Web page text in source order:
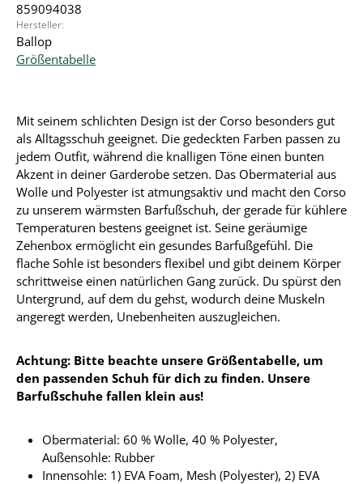
859094038
Hersteller:
Ballop
Größentabelle
Mit seinem schlichten Design ist der Corso besonders gut
als Alltagsschuh geeignet. Die gedeckten Farben passen zu
jedem Outfit, während die knalligen Töne einen bunten
Akzent in deiner Garderobe setzen. Das Obermaterial aus
Wolle und Polyester ist atmungsaktiv und macht den Corso
zu unserem wärmsten Barfußschuh, der gerade für kühlere
Temperaturen bestens geeignet ist. Seine geräumige
Zehenbox ermöglicht ein gesundes Barfußgefühl. Die
flache Sohle ist besonders flexibel und gibt deinem Körper
schrittweise einen natürlichen Gang zurück. Du spürst den
Untergrund, auf dem du gehst, wodurch deine Muskeln
angeregt werden, Unebenheiten auszugleichen.
Achtung: Bitte beachte unsere Größentabelle, um
den passenden Schuh für dich zu finden. Unsere
Barfußschuhe fallen klein aus!
Obermaterial: 60 % Wolle, 40 % Polyester,
Außensohle: Rubber
Innensohle: 1) EVA Foam, Mesh (Polyester), 2) EVA